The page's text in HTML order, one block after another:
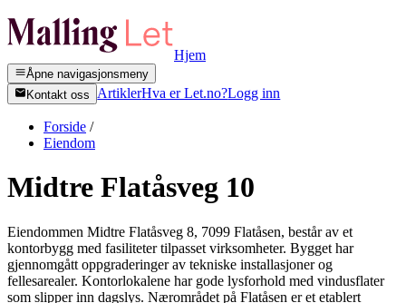
Hjem
Åpne navigasjonsmeny
Kontakt oss
ArtiklerHva er Let.no?Logg inn
Forside /
Eiendom
Midtre Flatåsveg 10
Eiendommen Midtre Flatåsveg 8, 7099 Flatåsen, består av et
kontorbygg med fasiliteter tilpasset virksomheter. Bygget har
gjennomgått oppgraderinger av tekniske installasjoner og
fellesarealer. Kontorlokalene har gode lysforhold med vindusflater
som slipper inn dagslys. Nærområdet på Flatåsen er et etablert